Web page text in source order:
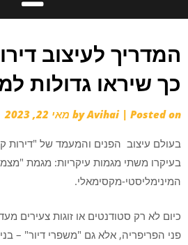
המדריך לעיצוב
כך שיראו גדולות
byAvihai | Posted on מאי 22, 2023
בעולם עיצוב הפנים והמעמד של "דירות
בעיקרו משתי מגמות עיקריות: מגמת
המינימליסטי-מקסימאלי.
כיום לא רק סטודנטים או זוגות צעירים
פני הפריפריה, אלא גם "משפרי דיור" –